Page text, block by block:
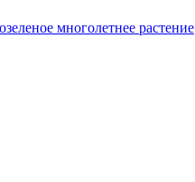
многолетнее растение